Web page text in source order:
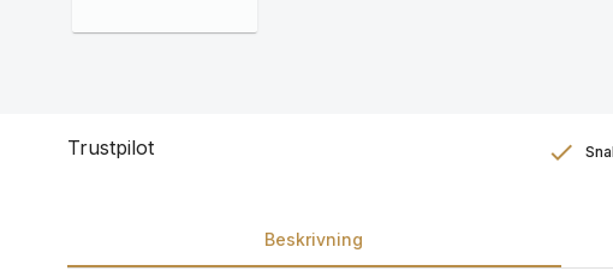
Trustpilot
Beskrivning